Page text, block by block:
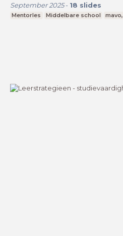
September 2025- 18 slides
Mentorles Middelbare school